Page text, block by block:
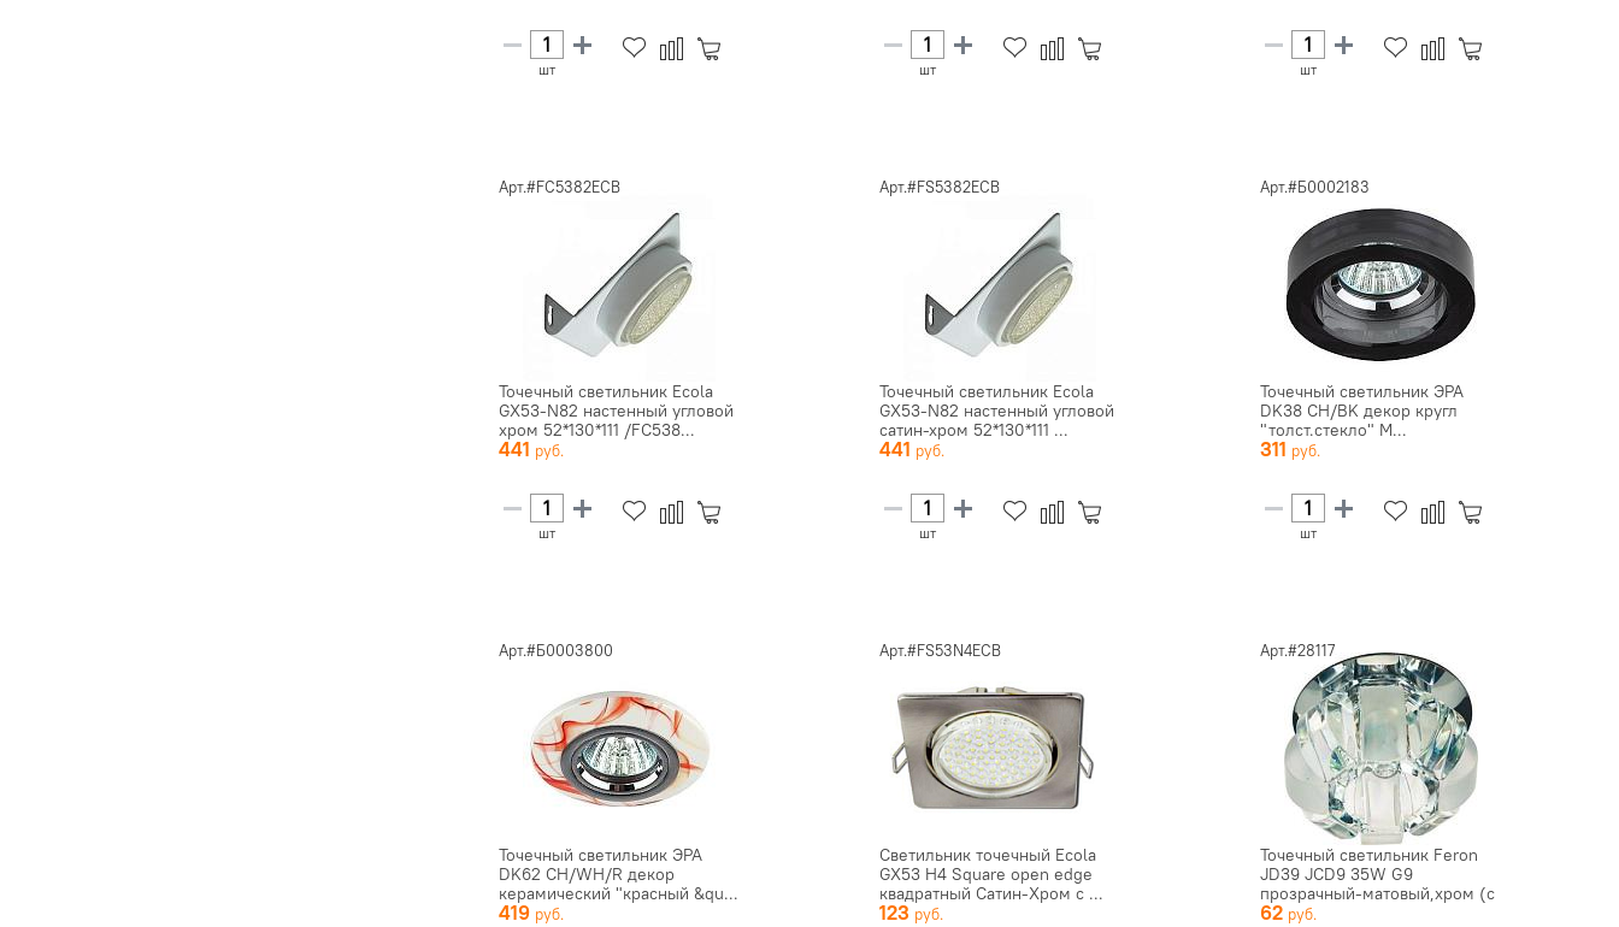
шт шт шт
Арт.#FC5382ECB
Точечный светильник Ecola
GX53-N82 настенный угловой
хром 52*130*111 /FC538...
441
шт
Арт.#FS5382ECB
Точечный светильник Ecola
GX53-N82 настенный угловой
сатин-хром 52*130*111 ...
441
шт
Арт.#Б0002183
Точечный светильник ЭРА
DK38 CH/BK декор кругл
"толст.стекло" M...
311
шт
Арт.#Б0003800
Точечный светильник ЭРА
DK62 CH/WH/R декор
керамический "красный &qu...
419
Арт.#FS53N4ECB
Светильник точечный Ecola
GX53 H4 Square open edge
квадратный Сатин-Хром с ...
123
Арт.#28117
Точечный светильник Feron
JD39 JCD9 35W G9
прозрачный-матовый,хром (с
ламп...
62